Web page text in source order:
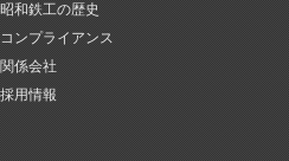
昭和鉄工の歴史
コンプライアンス
関係会社
採用情報